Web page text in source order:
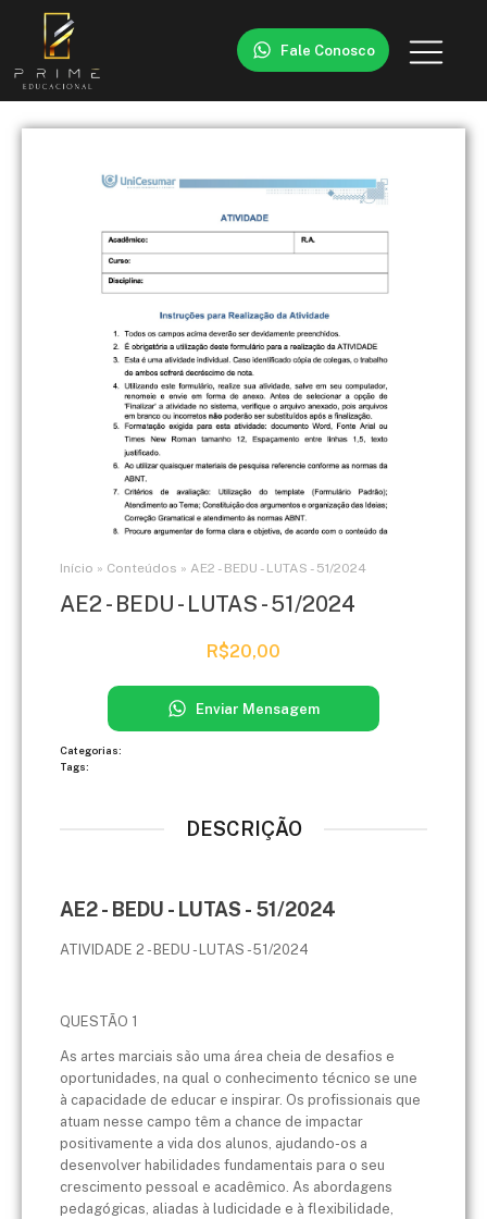
Fale Conosco
Início » Conteúdos » AE2 - BEDU - LUTAS - 51/2024
AE2 - BEDU - LUTAS - 51/2024
R$20,00
Enviar Mensagem
Categorias:
Tags:
DESCRIÇÃO
AE2 - BEDU - LUTAS - 51/2024
ATIVIDADE 2 - BEDU - LUTAS - 51/2024
QUESTÃO 1
As artes marciais são uma área cheia de desafios e
oportunidades, na qual o conhecimento técnico se une
à capacidade de educar e inspirar. Os profissionais que
atuam nesse campo têm a chance de impactar
positivamente a vida dos alunos, ajudando-os a
desenvolver habilidades fundamentais para o seu
crescimento pessoal e acadêmico. As abordagens
pedagógicas, aliadas à ludicidade e à flexibilidade,